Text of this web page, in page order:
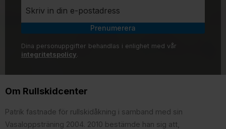
Prenumerera
Dina personuppgifter behandlas i enlighet med vår
integritetspolicy.
Om Rullskidcenter
Patrik fastnade för rullskidåkning i samband med sin
Vasaloppsträning 2004. 2010 bestämde han sig att,